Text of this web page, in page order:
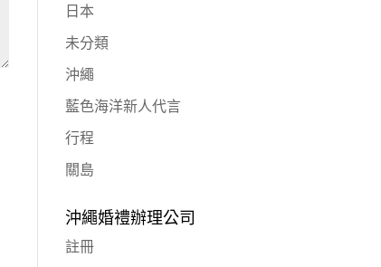
日本
未分類
沖繩
藍色海洋新人代言
行程
關島
沖繩婚禮辦理公司
註冊